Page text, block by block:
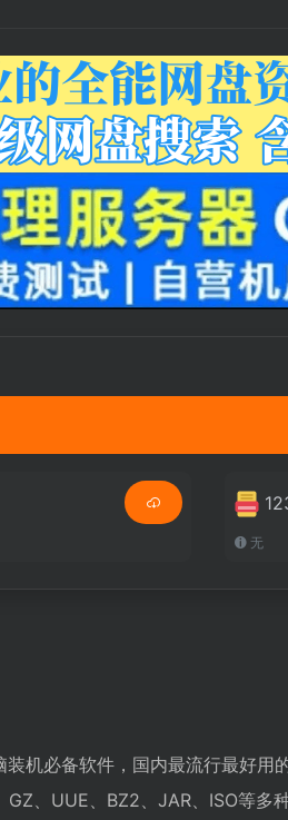
无
机必备软件，国内最流行最好
、UUE、BZ2、JAR、ISO等